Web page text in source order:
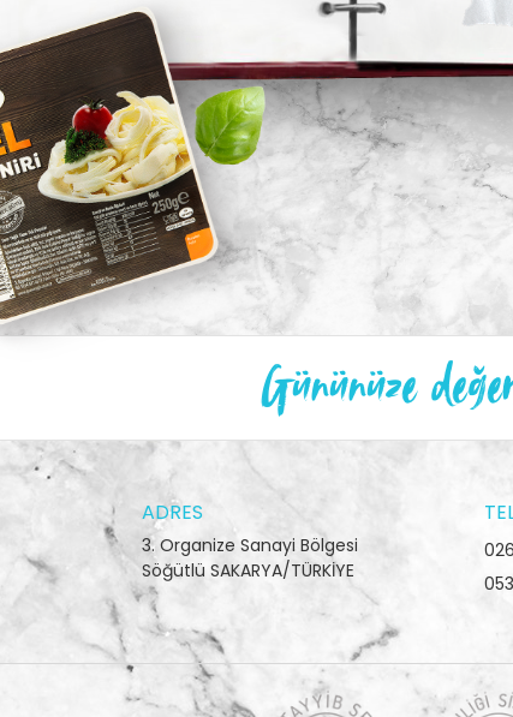
Gününüze
ADRES
3. Organize Sanayi Bölgesi
Söğütlü SAKARYA/TÜRKİYE